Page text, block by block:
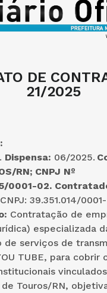
DE
21/2025
Dispensa: 06/2025.
RN; CNPJ Nº
0001-02.
39.351.014/0001-
Contratação de
especializada
de serviços de
TUBE, para cobrir
Touros/RN,